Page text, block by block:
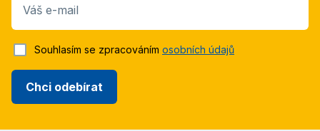
Váš e-mail
Chci odebírat
Souhlasím se zpracováním osobních údajů